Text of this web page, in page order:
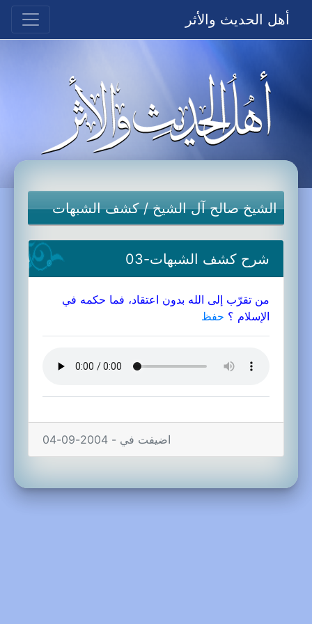
أهل الحديث والأثر
الشيخ صالح آل الشيخ/كشف الشبهات
شرح كشف الشبهات-03
من تقرّب إلى الله بدون اعتقاد، فما حكمه في
الإسلام ؟ حفظ
اضيفت في - 2004-09-04